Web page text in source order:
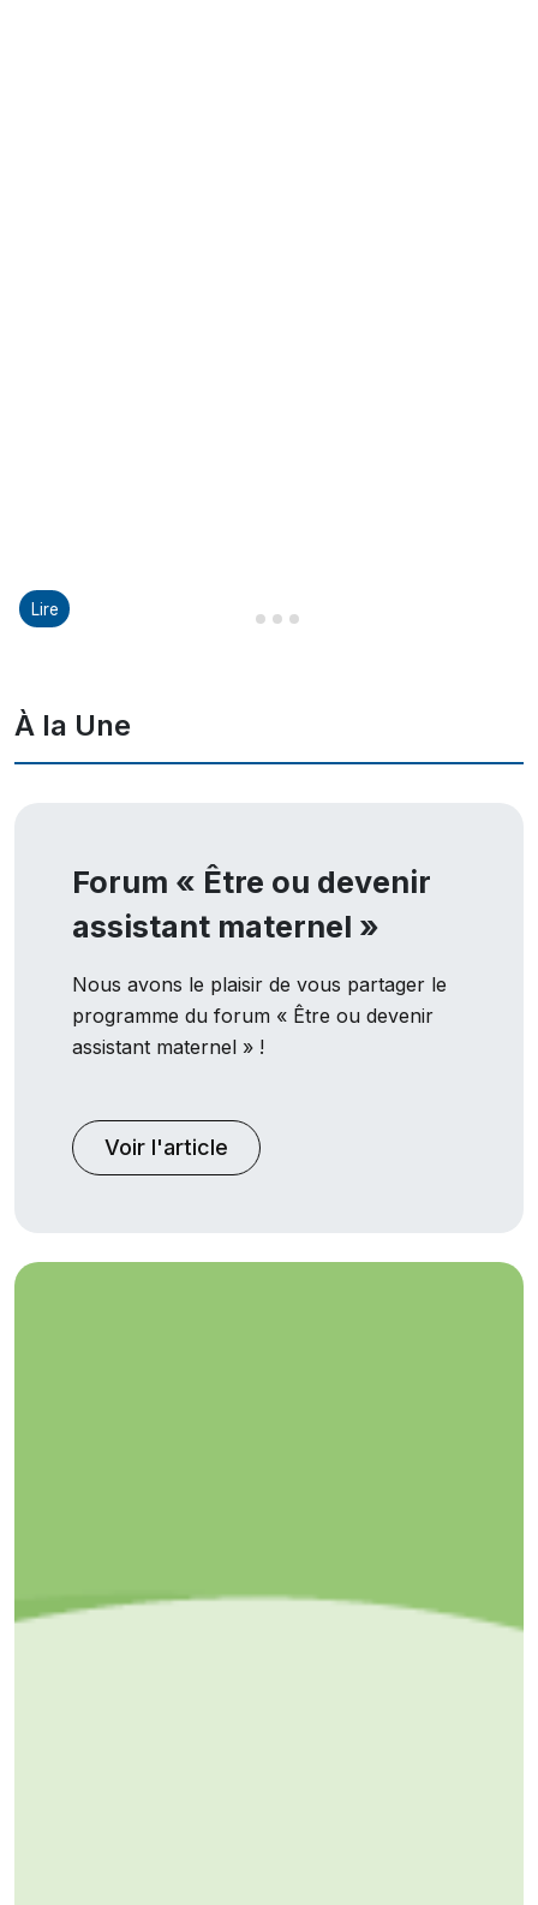
Diapositive 1 sur 8
Diapositive 2 sur 8
Diapositive 3 sur 8
Diapositive 4 sur 8
Lire
À la Une
Forum « Être ou devenir
assistant maternel »
Nous avons le plaisir de vous partager le
programme du forum « Être ou devenir
assistant maternel » !
Voir l'article